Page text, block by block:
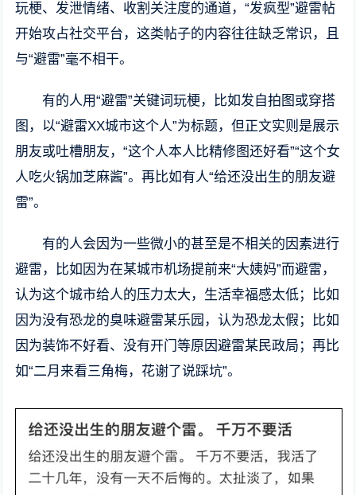
玩梗、发泄情绪、收割关注度的通道，“发疯型”避雷帖
开始攻占社交平台，这类帖子的内容往往缺乏常识，且
与“避雷”毫不相干。
有的人用“避雷”关键词玩梗，比如发自拍图或穿搭
图，以“避雷XX城市这个人”为标题，但正文实则是展示
朋友或吐槽朋友，“这个人本人比精修图还好看”“这个女
人吃火锅加芝麻酱”。再比如有人“给还没出生的朋友避
雷”。
有的人会因为一些微小的甚至是不相关的因素进行
避雷，比如因为在某城市机场提前来“大姨妈”而避雷，
认为这个城市给人的压力太大，生活幸福感太低；比如
因为没有恐龙的臭味避雷某乐园，认为恐龙太假；比如
因为装饰不好看、没有开门等原因避雷某民政局；再比
如“二月来看三角梅，花谢了说踩坑”。